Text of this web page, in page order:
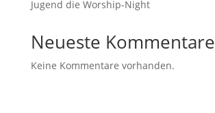
Jugend die Worship-Night
Neueste Kommentare
Keine Kommentare vorhanden.